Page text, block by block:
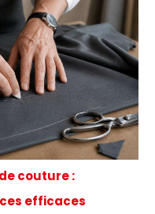
couture :
efficaces